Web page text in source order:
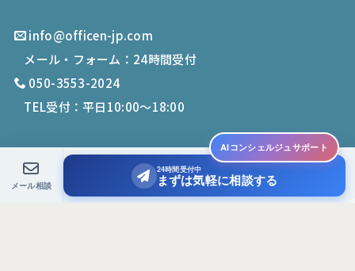
info@officen-jp.com
メール・フォーム：24時間受付
050-3553-2024
TEL受付：平日10:00〜18:00
2026Office N. All Rights Reserved.
AIコンシェルジュサポート
メール相談
24時間受付中
まずは気軽に相談する